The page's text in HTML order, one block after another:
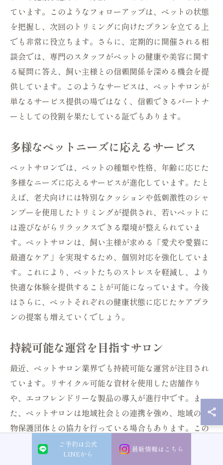
ています。このようなフォローアップは、ペットの状態
を把握し、次回のトリミングに向けたプランを立てる上
でも非常に役立ちます。さらに、定期的に開催される相
談会では、専門のスタッフがペットの健康や美容に関す
る疑問に答え、飼い主様との信頼関係を深める機会を提
供しています。このようなサービスは、ペットサロンが
単なるサービス提供の場ではなく、信頼できるパートナ
ーとしての役割を果たしている証でもあります。
多様なペットニーズに応えるサービス
ペットサロンでは、ペットの種類や性格、年齢に応じた
多様なニーズに応えるサービスが進化しています。たと
えば、老犬向けには特別なクッションや低刺激性のシャ
ンプーを使用したトリミングが提供され、若いペットに
は遊びながらリラックスできる環境が整えられていま
す。ペットサロンは、飼い主様が求める「愛犬や愛猫に
最適なケア」を実現するため、個別対応を強化していま
す。これにより、ペットたちのストレスを軽減し、より
快適な体験を提供することが可能になっています。今後
はさらに、ペットそれぞれの健康状態に応じたケアプラ
ンの提案も増えていくでしょう。
持続可能な運営を目指すサロン
最近、ペットサロン業界でも持続可能な運営が注目され
ています。リサイクル可能な資材を使用した店舗作り
や、エコフレンドリーな製品の導入が進行中です。ま
た、ペットサロンは地域社会との連携を強め、地域の動
物保護団体との協力を行っている場合もあります。この
ような取り組みにより、業界全体としての意識向上が期
待され、未来のペットサロンは環境にも配慮したサービ
ご予約は公式
LINEから
最新情報はこちら